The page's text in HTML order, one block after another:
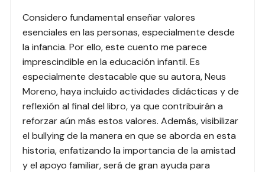
Considero fundamental enseñar valores
esenciales en las personas, especialmente desde
la infancia. Por ello, este cuento me parece
imprescindible en la educación infantil. Es
especialmente destacable que su autora, Neus
Moreno, haya incluido actividades didácticas y de
reflexión al final del libro, ya que contribuirán a
reforzar aún más estos valores. Además, visibilizar
el bullying de la manera en que se aborda en esta
historia, enfatizando la importancia de la amistad
y el apoyo familiar, será de gran ayuda para